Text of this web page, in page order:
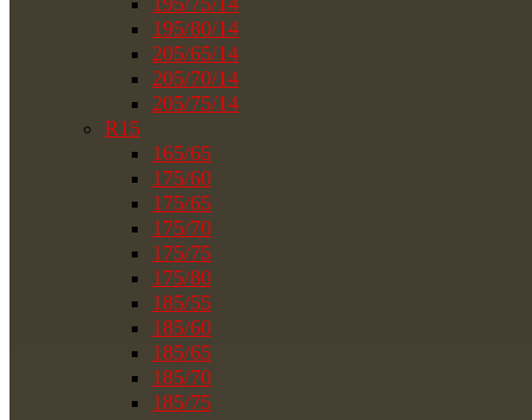
195/80/14
205/65/14
205/70/14
205/75/14
R15
165/65
175/60
175/65
175/70
175/75
175/80
185/55
185/60
185/65
185/70
185/75